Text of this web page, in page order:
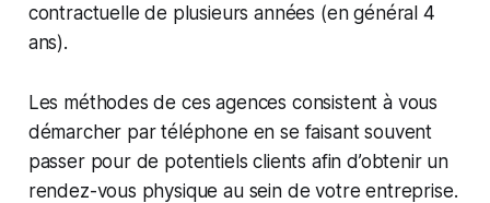
contractuelle de plusieurs années (en général 4
ans).
Les méthodes de ces agences consistent à vous
démarcher par téléphone en se faisant souvent
passer pour de potentiels clients afin d’obtenir un
rendez-vous physique au sein de votre entreprise.